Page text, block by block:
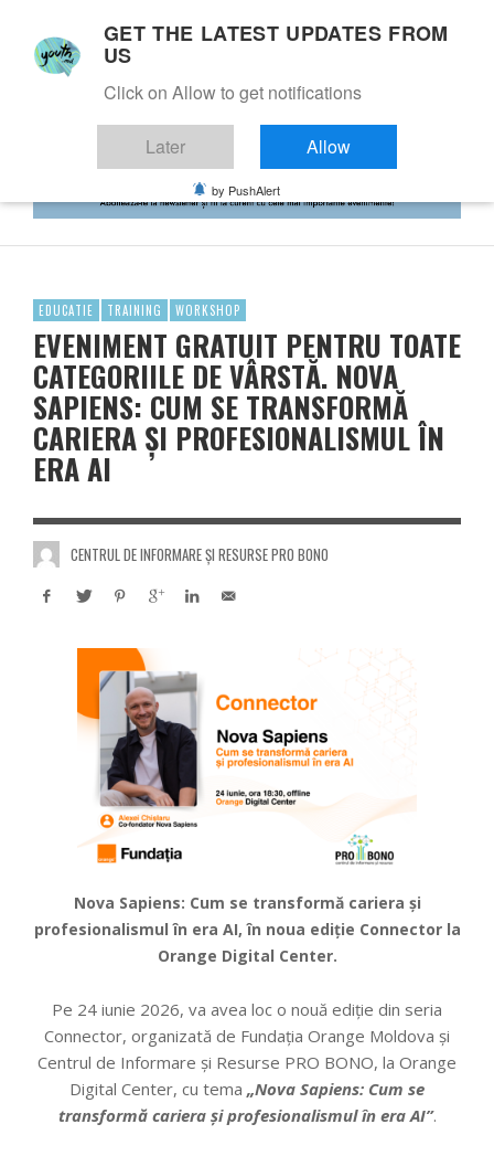
EDUCATIE TRAINING WORKSHOP
EVENIMENT GRATUIT PENTRU TOATE
CATEGORIILE DE VÂRSTĂ. NOVA
SAPIENS: CUM SE TRANSFORMĂ
CARIERA ȘI PROFESIONALISMUL ÎN
ERA AI
CENTRUL DE INFORMARE ȘI RESURSE PRO BONO
Nova Sapiens: Cum se transformă cariera și
profesionalismul în era AI, în noua ediție Connector la
Orange Digital Center.
Pe 24 iunie 2026, va avea loc o nouă ediție din seria
Connector, organizată de Fundația Orange Moldova și
Centrul de Informare și Resurse PRO BONO, la Orange
Digital Center, cu tema „Nova Sapiens: Cum se
transformă cariera și profesionalismul în era AI”.
GET THE LATEST UPDATES FROM
US
Click on Allow to get notifications
Later Allow
by PushAlert